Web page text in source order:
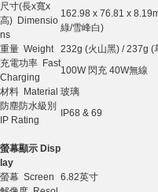
尺寸(長x寬x
高) Dimensio
ns
162.98 x 76.81 x
綠/雪峰白)
重量 Weight
232g (火山黑) / 237g (
充電功率 Fast
Charging
100W 閃充 40W無線
材料 Material 玻璃
防塵防水級別
IP Rating
IP68 & 69
螢幕顯示 Disp
lay
螢幕 Screen
6.82英寸